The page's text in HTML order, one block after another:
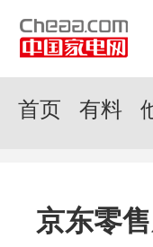
首页 有料
京东零